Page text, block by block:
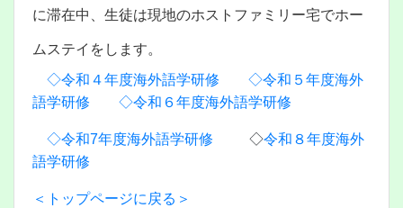
に滞在中、生徒は現地のホストファミリー宅でホー
ムステイをします。
◇令和４年度海外語学研修
◇令和５年度海外
語学研修
◇令和６年度海外語学研修
◇令和7年度海外語学研修 ◇令和８年度海外
語学研修
＜トップページに戻る＞